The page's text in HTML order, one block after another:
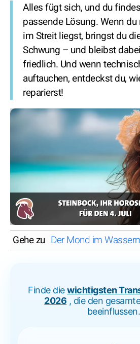
Alles fügt sich, und du
passende Lösung. Wenn
im Streit liegst, bringst du
Schwung – und bleibst
friedlich. Und wenn
auftauchen, entdeckst du,
reparierst!
Gehe zu Der Mond im
Finde diewichtigsten
2026 , die den
beeinflussen.